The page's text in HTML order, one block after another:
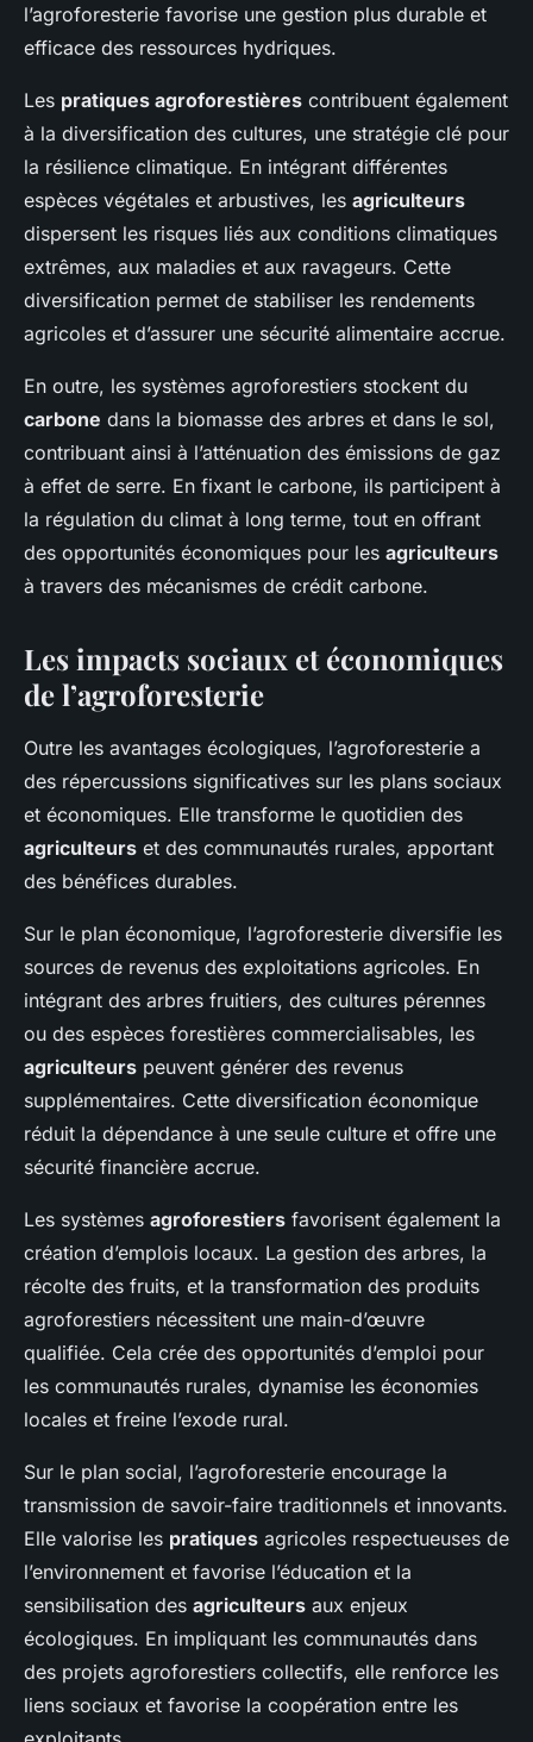
l’agroforesterie favorise une gestion plus durable et
efficace des ressources hydriques.
Les pratiques agroforestières contribuent également
à la diversification des cultures, une stratégie clé pour
la résilience climatique. En intégrant différentes
espèces végétales et arbustives, les agriculteurs
dispersent les risques liés aux conditions climatiques
extrêmes, aux maladies et aux ravageurs. Cette
diversification permet de stabiliser les rendements
agricoles et d’assurer une sécurité alimentaire accrue.
En outre, les systèmes agroforestiers stockent du
carbone dans la biomasse des arbres et dans le sol,
contribuant ainsi à l’atténuation des émissions de gaz
à effet de serre. En fixant le carbone, ils participent à
la régulation du climat à long terme, tout en offrant
des opportunités économiques pour les agriculteurs
à travers des mécanismes de crédit carbone.
Les impacts sociaux et économiques
de l’agroforesterie
Outre les avantages écologiques, l’agroforesterie a
des répercussions significatives sur les plans sociaux
et économiques. Elle transforme le quotidien des
agriculteurs et des communautés rurales, apportant
des bénéfices durables.
Sur le plan économique, l’agroforesterie diversifie les
sources de revenus des exploitations agricoles. En
intégrant des arbres fruitiers, des cultures pérennes
ou des espèces forestières commercialisables, les
agriculteurs peuvent générer des revenus
supplémentaires. Cette diversification économique
réduit la dépendance à une seule culture et offre une
sécurité financière accrue.
Les systèmes agroforestiers favorisent également la
création d’emplois locaux. La gestion des arbres, la
récolte des fruits, et la transformation des produits
agroforestiers nécessitent une main-d’œuvre
qualifiée. Cela crée des opportunités d’emploi pour
les communautés rurales, dynamise les économies
locales et freine l’exode rural.
Sur le plan social, l’agroforesterie encourage la
transmission de savoir-faire traditionnels et innovants.
Elle valorise les pratiques agricoles respectueuses de
l’environnement et favorise l’éducation et la
sensibilisation des agriculteurs aux enjeux
écologiques. En impliquant les communautés dans
des projets agroforestiers collectifs, elle renforce les
liens sociaux et favorise la coopération entre les